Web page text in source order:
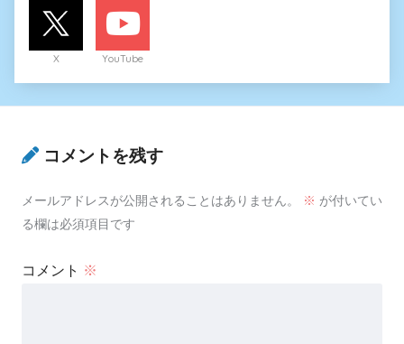
X YouTube
コメントを残す
メールアドレスが公開されることはありません。 ※ が付いてい
る欄は必須項目です
コメント ※